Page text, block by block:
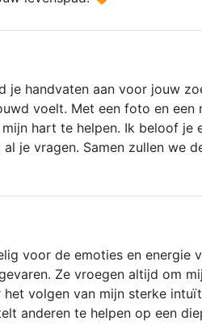
mensen te
hart. Heel
Jolien
je handvaten aan voor jouw
voelt. Met een foto en een
hart te helpen. Ik beloof je
je vragen. Samen zullen we
voor de emoties en energie
Ze vroegen altijd om
volgen van mijn sterke
anderen te helpen op een